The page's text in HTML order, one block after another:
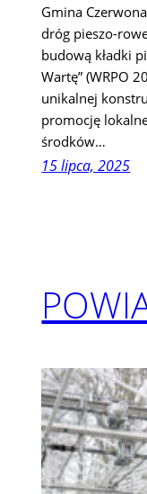
Gmina
dróg pieszo-
budową kładki
Wartę” (WRPO
unikalnej
promocję
środków…
15 lipca, 2025